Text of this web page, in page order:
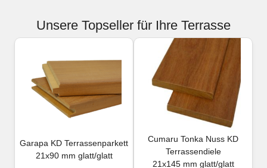
Unsere Topseller für Ihre Terrasse
Garapa KD Terrassenparkett
21x90 mm glatt/glatt
Cumaru Tonka Nuss KD
Terrassendiele
21x145 mm glatt/glatt